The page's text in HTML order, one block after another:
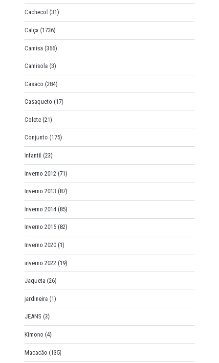
Cachecol (31)
Calça (1736)
Camisa (366)
Camisola (3)
Casaco (284)
Casaqueto (17)
Colete (21)
Conjunto (175)
Infantil (23)
Inverno 2012 (71)
Inverno 2013 (87)
Inverno 2014 (85)
Inverno 2015 (82)
Inverno 2020 (1)
inverno 2022 (19)
Jaqueta (26)
jardineira (1)
JEANS (3)
Kimono (4)
Macacão (135)